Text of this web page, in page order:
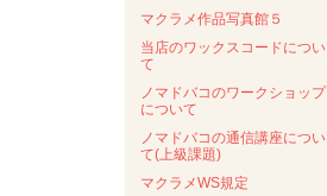
マクラメ作品写真館５
当店のワックスコードについ
て
ノマドバコのワークショップ
について
ノマドバコの通信講座につい
て(上級課題)
マクラメWS規定